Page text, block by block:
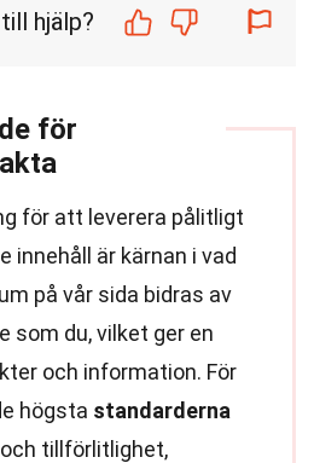
hjälp?
för
för att leverera pålitligt
innehåll är kärnan i vad
på vår sida bidras av
som du, vilket ger en
och information. För
högsta standarderna
tillförlitlighet,